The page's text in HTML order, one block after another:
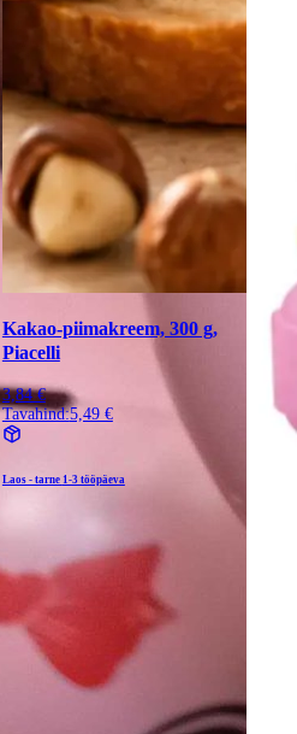
Kakao-piimakreem, 300 g,
Piacelli
3,84 €
Tavahind:5,49 €
Laos - tarne 1-3 tööpäeva